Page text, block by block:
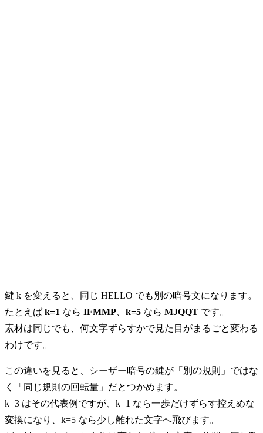
鍵 k を変えると、同じ HELLO でも別の暗号文になります。
たとえば k=1 なら IFMMP k=5 なら MJQQT です。
素材は同じでも、何文字ずらすかで見た目がまるごと変わる
わけです。
この違いを見ると、シーザー暗号の鍵が「別の規則」ではな
く「同じ規則の回転量」だとつかめます。
k=3 はその代表例ですが、k=1 なら一歩だけずらす控えめな
変換になり、k=5 なら少し離れた文字へ飛びます。